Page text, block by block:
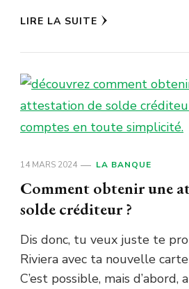
LIRE LA SUITE
14 MARS 2024 LA BANQUE
Comment obtenir une
solde créditeur ?
Dis donc, tu veux juste te
Riviera avec ta nouvelle
C’est possible, mais d’abord,